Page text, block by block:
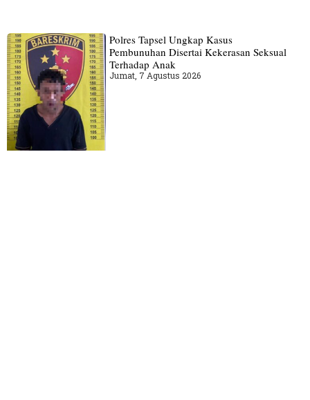
Polres Tapsel Ungkap Kasus
Pembunuhan Disertai Kekerasan Seksual
Terhadap Anak
Jumat, 7 Agustus 2026